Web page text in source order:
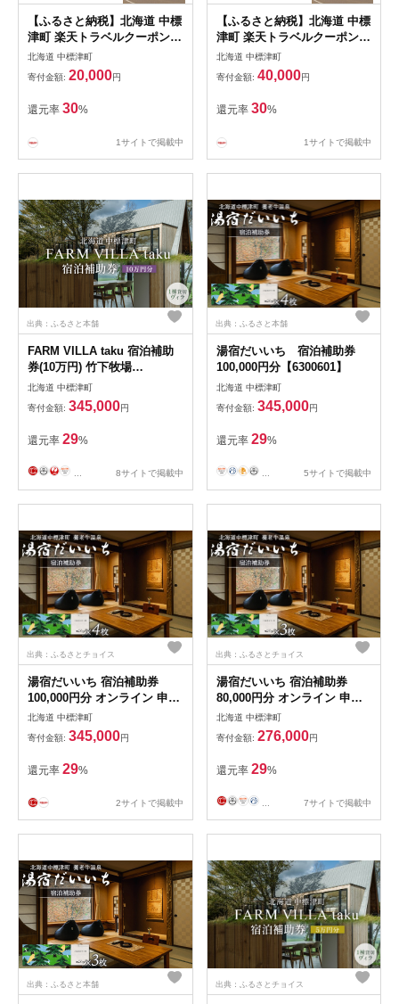
【ふるさと納税】北海道 中標
津町 楽天トラベルクーポン
クーポン 6,000円 6,000円分
トラベル 宿泊 温泉 宿泊券 観
光地応援 旅館 観光 ホテル ク
ーポン 全国旅行支援 宿泊予
約 旅行 ふるさと納税 旅行券
北海道 中標津町
寄付金額: 20,000円
還元率 30%
1サイトで掲載中
【ふるさと納税】北海道 中標
津町 楽天トラベルクーポン
クーポン 12,000円 12,000円
分 トラベル 宿泊 温泉 宿泊券
観光地応援 旅館 観光 ホテル
クーポン 全国旅行支援 宿泊
予約 旅行 ふるさと納税 旅行
北海道 中標津町
寄付金額: 40,000円
還元率 30%
1サイトで掲載中
出典：ふるさと本舗
FARM VILLA taku 宿泊補助
券(10万円) 竹下牧場
takeshita farm【2403101】
北海道 中標津町
寄付金額: 345,000円
還元率 29%
8サイトで掲載中
出典：ふるさと本舗
湯宿だいいち 宿泊補助券
100,000円分【6300601】
北海道 中標津町
寄付金額: 345,000円
還元率 29%
5サイトで掲載中
出典：ふるさとチョイス
湯宿だいいち 宿泊補助券
100,000円分 オンライン 申請
ふるさと納税 北海道 中標津
宿泊 旅行 観光 チケット クー
ポン 宿泊券 補助券 金券 旅行
券 温泉 養老牛温泉 名湯 露天
風呂 旅館 老舗旅館 ホテル
100000円分 中標津町
北海道 中標津町
寄付金額: 345,000円
還元率 29%
2サイトで掲載中
出典：ふるさとチョイス
湯宿だいいち 宿泊補助券
80,000円分 オンライン 申請
ふるさと納税 北海道 中標津
宿泊 旅行 観光 チケット クー
ポン 宿泊券 補助券 金券 旅行
券 温泉 養老牛温泉 名湯 露天
風呂 旅館 老舗旅館 ホテル
シマフクロウ エゾクロテン
80000円分 中標津町
北海道 中標津町
寄付金額: 276,000円
還元率 29%
7サイトで掲載中
出典：ふるさと本舗 出典：ふるさとチョイス